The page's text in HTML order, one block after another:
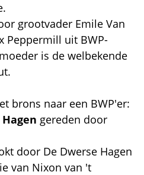
grootvader Emile Van
Peppermill uit BWP-
is de welbekende
brons naar een BWP'er:
gereden door
door De Dwerse Hagen
van Nixon van 't